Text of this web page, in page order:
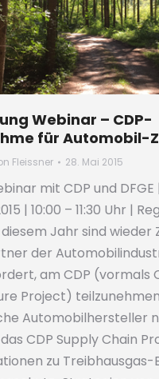
Webinar – CDP-
für Automobil-
Fleissner 28. Mai 2015
mit CDP und
| 10:00 – 11:30 Uhr |
Jahr sind wieder
der
am CDP (vormals
Project)
Automobilhersteller
CDP Supply Chain
zu Treibhausgas-